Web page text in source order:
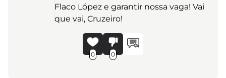
Flaco López e garantir nossa vaga! Vai
que vai, Cruzeiro!
0 0